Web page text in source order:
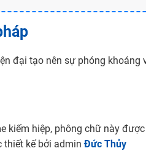
đại tạo nên sự phóng khoáng
kiếm hiệp, phông chữ này
thiết kế bởi adminĐức Thủy